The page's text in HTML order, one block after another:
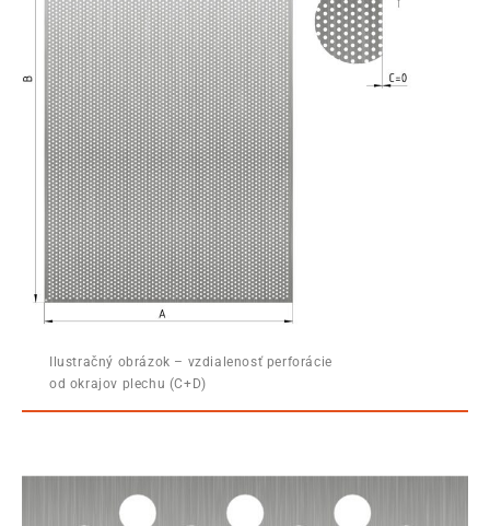
Ilustračný obrázok – vzdialenosť perforácie
od okrajov plechu (C+D)